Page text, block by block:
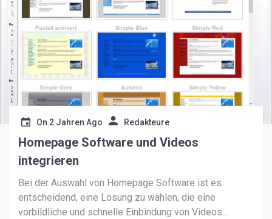
On 2 Jahren Ago Redakteure
Homepage Software und Videos
integrieren
Bei der Auswahl von Homepage Software ist es
entscheidend, eine Lösung zu wählen, die eine
vorbildliche und schnelle Einbindung von Videos